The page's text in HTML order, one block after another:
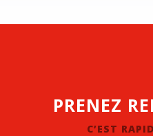
PRENEZ
C’EST